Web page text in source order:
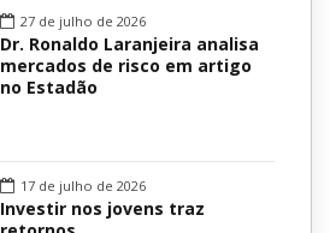
27 de julho de 2026
Dr. Ronaldo Laranjeira analisa
mercados de risco em artigo
no Estadão
17 de julho de 2026
Investir nos jovens traz